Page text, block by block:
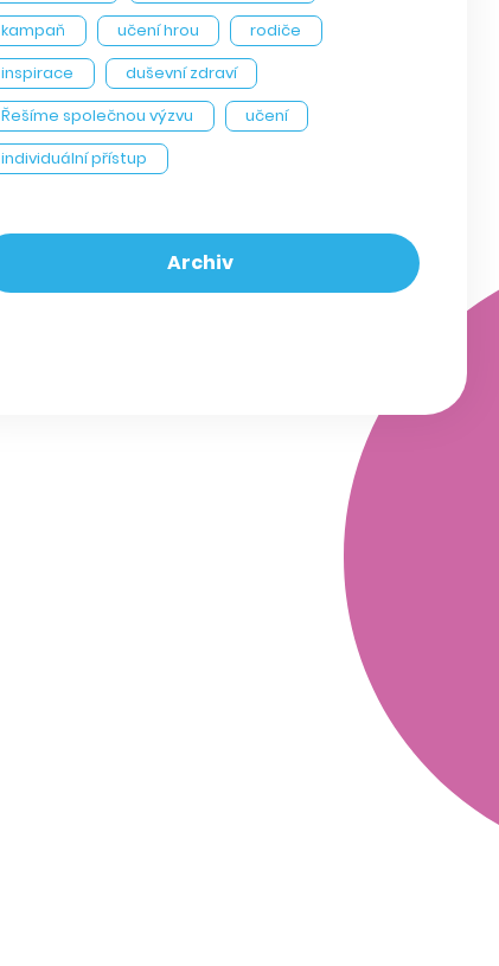
kampaň
učení hrou
rodiče
inspirace
duševní zdraví
Řešíme společnou výzvu
učení
individuální přístup
Archiv